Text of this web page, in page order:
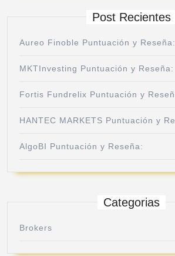
Post Recientes
Aureo Finoble Puntuación y Reseña:
MKTInvesting Puntuación y Reseña:
Fortis Fundrelix Puntuación y
HANTEC MARKETS Puntuación y
AlgoBI Puntuación y Reseña:
Categorias
Brokers